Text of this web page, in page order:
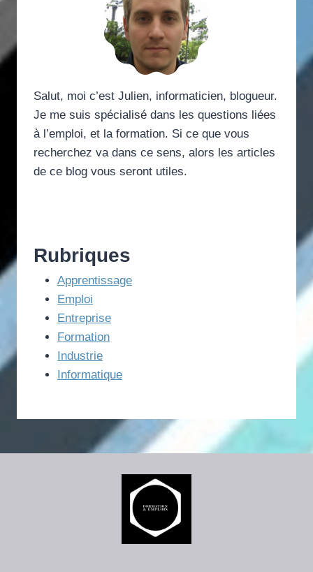
Salut, moi c’est Julien, informaticien, blogueur.
Je me suis spécialisé dans les questions liées
à l’emploi, et la formation. Si ce que vous
recherchez va dans ce sens, alors les articles
de ce blog vous seront utiles.
Rubriques
Apprentissage
Emploi
Entreprise
Formation
Industrie
Informatique